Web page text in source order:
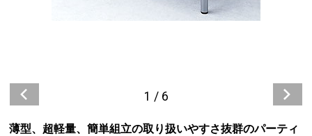
1 / 6
薄型、超軽量、簡単組立の取り扱いやすさ抜群のパーティ